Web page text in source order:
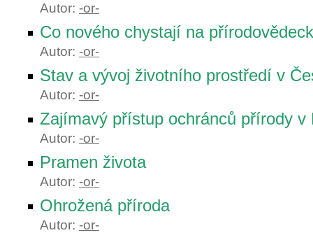
Autor: -or-
Co nového chystají na
Autor: -or-
Stav a vývoj životního prostředí v
Autor: -or-
Zajímavý přístup ochránců přírody v
Autor: -or-
Pramen života
Autor: -or-
Ohrožená příroda
Autor: -or-